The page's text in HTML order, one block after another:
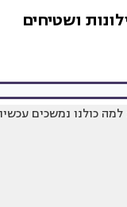
ושטיחים